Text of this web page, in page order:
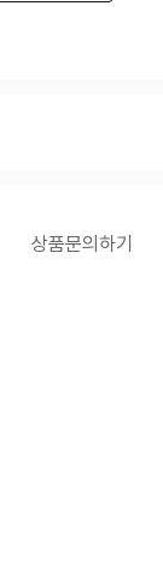
상품문의하기